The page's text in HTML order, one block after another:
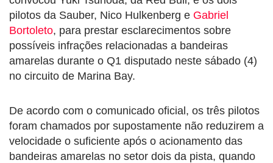
pilotos da Sauber, Nico Hulkenberg e Gabriel
Bortoleto, para prestar esclarecimentos sobre
possíveis infrações relacionadas a bandeiras
amarelas durante o Q1 disputado neste sábado (4)
no circuito de Marina Bay.
De acordo com o comunicado oficial, os três pilotos
foram chamados por supostamente não reduzirem a
velocidade o suficiente após o acionamento das
bandeiras amarelas no setor dois da pista, quando